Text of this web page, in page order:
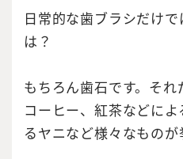
日常的な歯ブラシだけ
は？
もちろん歯石です。それ
コーヒー、紅茶などに
るヤニなど様々なものが